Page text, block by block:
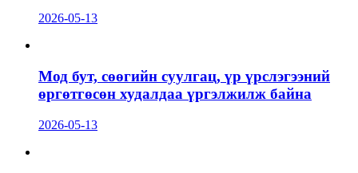
2026-05-13
Мод бут, сөөгийн суулгац, үр үрслэгээний
өргөтгөсөн худалдаа үргэлжилж байна
2026-05-13